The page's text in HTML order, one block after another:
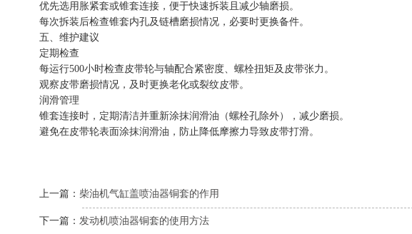
优先选用胀紧套或锥套连接，便于快速拆装且减少轴磨损。
每次拆装后检查锥套内孔及链槽磨损情况，必要时更换备件。
五、维护建议
定期检查
每运行500小时检查皮带轮与轴配合紧密度、螺栓扭矩及皮带张力。
观察皮带磨损情况，及时更换老化或裂纹皮带。
润滑管理
锥套连接时，定期清洁并重新涂抹润滑油（螺栓孔除外），减少磨损。
避免在皮带轮表面涂抹润滑油，防止降低摩擦力导致皮带打滑。
上一篇： 柴油机气缸盖喷油器铜套的作用
下一篇： 发动机喷油器铜套的使用方法